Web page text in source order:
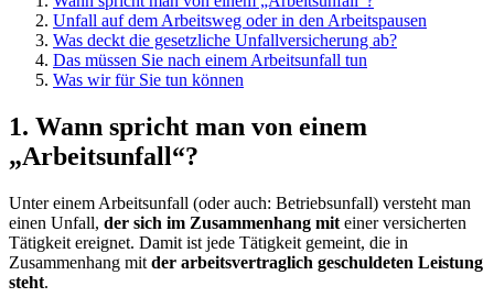
Unfall auf dem Arbeitsweg oder in den Arbeitspausen
Was deckt die gesetzliche Unfallversicherung ab?
Das müssen Sie nach einem Arbeitsunfall tun
Was wir für Sie tun können
1. Wann spricht man von einem
„Arbeitsunfall“?
Unter einem Arbeitsunfall (oder auch: Betriebsunfall) versteht man
einen Unfall, der sich im Zusammenhang mit einer versicherten
Tätigkeit ereignet. Damit ist jede Tätigkeit gemeint, die in
Zusammenhang mit der arbeitsvertraglich geschuldeten Leistung
steht.